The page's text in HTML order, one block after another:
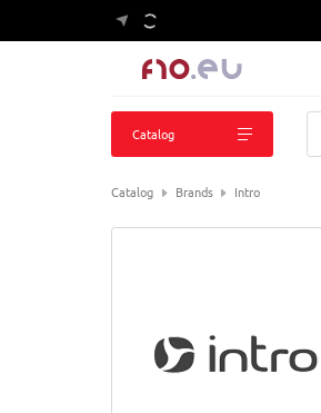
Catalog
Catalog Brands Intro